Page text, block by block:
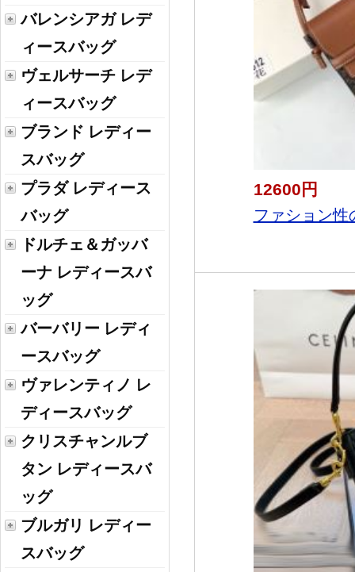
バレンシアガ レデ
ィースバッグ
ヴェルサーチ レデ
ィースバッグ
ブランド レディー
スバッグ
プラダ レディース
バッグ
ドルチェ＆ガッバ
ーナ レディースバ
ッグ
バーバリー レディ
ースバッグ
ヴァレンティノ レ
ディースバッグ
クリスチャンルブ
タン レディースバ
ッグ
ブルガリ レディー
スバッグ
12600円
ファション